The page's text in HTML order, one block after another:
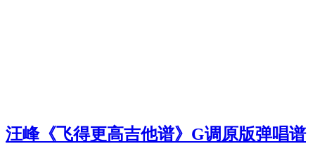
汪峰《飞得更高吉他谱》G调原版弹唱谱